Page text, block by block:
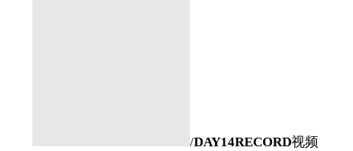
/DAY14RECORD视频